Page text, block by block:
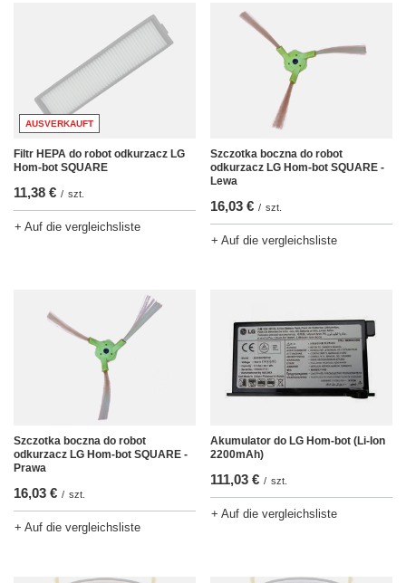
AUSVERKAUFT
Filtr HEPA do robot odkurzacz LG
Hom-bot SQUARE
11,38 € / szt.
+ Auf die vergleichsliste
Szczotka boczna do robot
odkurzacz LG Hom-bot SQUARE -
Lewa
16,03 € / szt.
+ Auf die vergleichsliste
Szczotka boczna do robot
odkurzacz LG Hom-bot SQUARE -
Prawa
16,03 € / szt.
+ Auf die vergleichsliste
Akumulator do LG Hom-bot (Li-Ion
2200mAh)
111,03 € / szt.
+ Auf die vergleichsliste